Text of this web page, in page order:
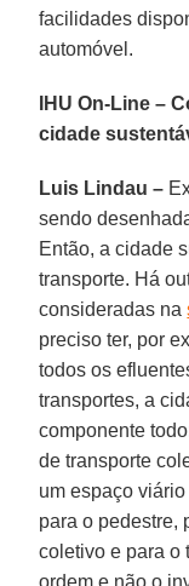
facilidades
automóvel.
IHU On-Line –
cidade
Luis Lindau –
sendo
Então, a cidade
transporte. Há
consideradas na
preciso ter, por
todos os
transportes, a
componente
de transporte
um espaço
para o pedestre,
coletivo e para o
ordem e não o